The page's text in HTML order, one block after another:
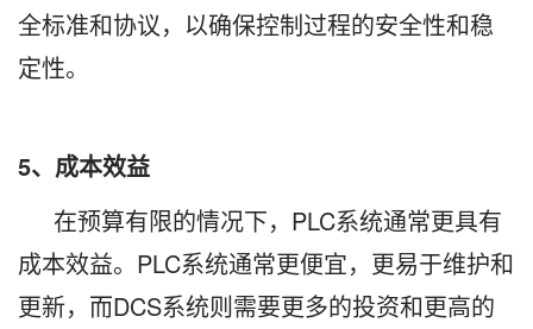
全标准和协议，以确保控制过程的安全性和稳
定性。
5、成本效益
在预算有限的情况下，PLC系统通常更具有
成本效益。PLC系统通常更便宜，更易于维护和
更新，而DCS系统则需要更多的投资和更高的